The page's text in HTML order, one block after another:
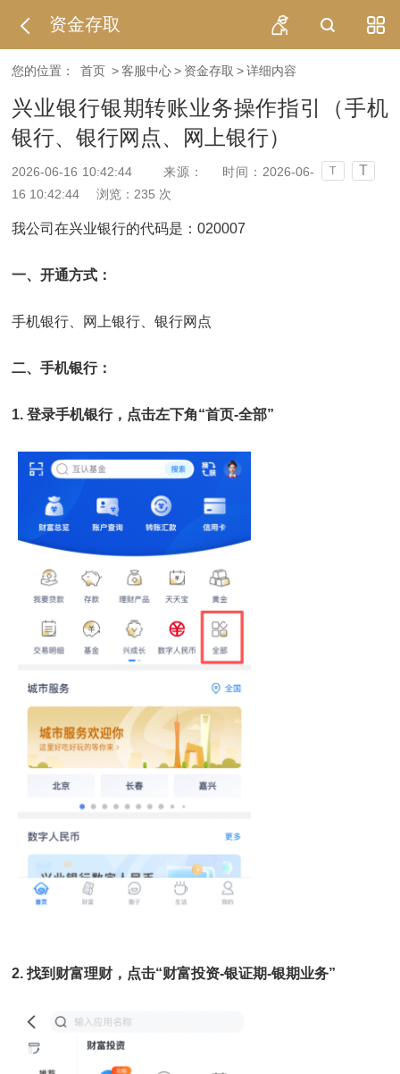
资金存取
您的位置： 首页 > 客服中心 > 资金存取 > 详细内容
兴业银行银期转账业务操作指引（手机
银行、银行网点、网上银行）
2026-06-16 10:42:44 T T
来源：
时间：2026-06-
16 10:42:44
浏览： 235 次
我公司在兴业银行的代码是：020007
一、开通方式：
手机银行、网上银行、银行网点
二、手机银行：
1.登录手机银行，点击左下角“首页-全部”
2.找到 财富理财，点击“财富投资-银证期-银期业务”